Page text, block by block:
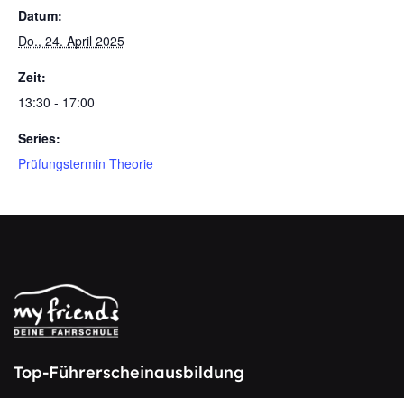
Datum:
Do., 24. April 2025
Zeit:
13:30 - 17:00
Series:
Prüfungstermin Theorie
Top-Führerscheinausbildung